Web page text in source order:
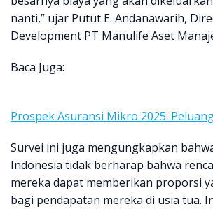
nanti,” ujar Putut E. Andanawarih,
Development PT Manulife Aset
Baca Juga:
Prospek Asuransi Mikro 2025:
Survei ini juga mengungkapkan
Indonesia tidak berharap bahwa
mereka dapat memberikan proporsi
bagi pendapatan mereka di usia tua.